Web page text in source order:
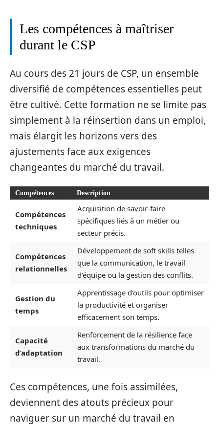
Les compétences à maîtriser
durant le CSP
Au cours des 21 jours de CSP, un ensemble
diversifié de compétences essentielles peut
être cultivé. Cette formation ne se limite pas
simplement à la réinsertion dans un emploi,
mais élargit les horizons vers des
ajustements face aux exigences
changeantes du marché du travail.
Compétences Description
Compétences
techniques
Acquisition de savoir-faire
spécifiques liés à un métier ou
secteur précis.
Compétences
relationnelles
Développement de soft skills telles
que la communication, le travail
d’équipe ou la gestion des conflits.
Gestion du
temps
Apprentissage d’outils pour optimiser
la productivité et organiser
efficacement son temps.
Capacité
d’adaptation
Renforcement de la résilience face
aux transformations du marché du
travail.
Ces compétences, une fois assimilées,
deviennent des atouts précieux pour
naviguer sur un marché du travail en